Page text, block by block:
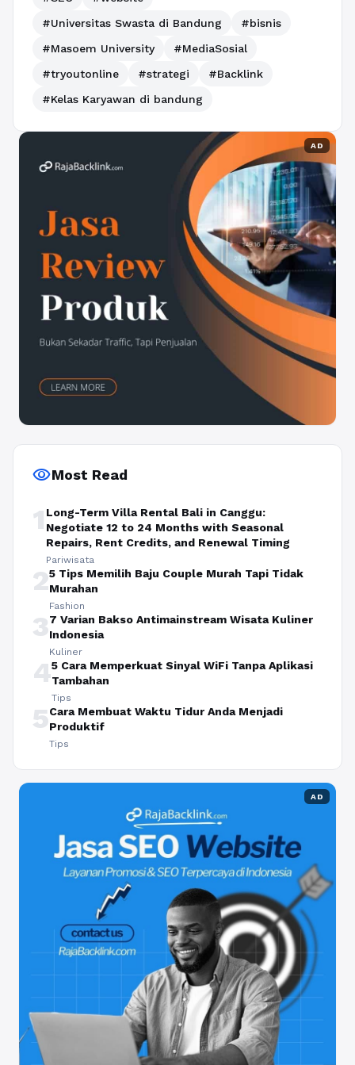
#Universitas Swasta di Bandung
#bisnis
#Masoem University
#MediaSosial
#tryoutonline
#strategi
#Backlink
#Kelas Karyawan di bandung
AD
visibilityMost Read
1 Long-Term Villa Rental Bali in Canggu:
Negotiate 12 to 24 Months with Seasonal
Repairs, Rent Credits, and Renewal Timing
Pariwisata
25 Tips Memilih Baju Couple Murah Tapi Tidak
Murahan
Fashion
37 Varian Bakso Antimainstream Wisata Kuliner
Indonesia
Kuliner
45 Cara Memperkuat Sinyal WiFi Tanpa Aplikasi
Tambahan
Tips
5Cara Membuat Waktu Tidur Anda Menjadi
Produktif
Tips
AD